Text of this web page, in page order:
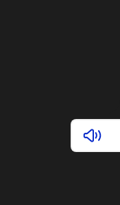
Lees
(opent in nieuw
in nieuw tabblad)
(opent in nieuw
pagina (opent in